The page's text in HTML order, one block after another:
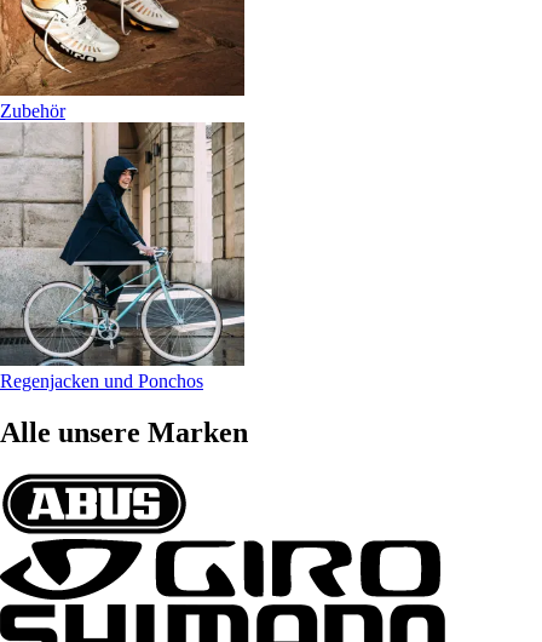
Zubehör
Regenjacken und Ponchos
Alle unsere Marken